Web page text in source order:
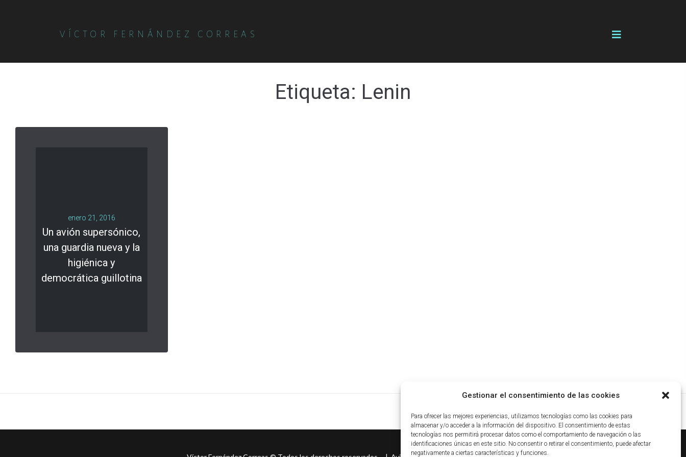
Gestionar el consentimiento de las cookies
Para ofrecer las mejores experiencias, utilizamos tecnologías como las cookies para
almacenar y/o acceder a la información del dispositivo. El consentimiento de estas
tecnologías nos permitirá procesar datos como el comportamiento de navegación o las
identificaciones únicas en este sitio. No consentir o retirar el consentimiento, puede afectar
negativamente a ciertas características y funciones.
VÍCTOR FERNÁNDEZ CORREAS
Etiqueta: Lenin
enero 21, 2016
Un avión supersónico,
una guardia nueva y la
higiénica y
democrática guillotina
LEER MÁS